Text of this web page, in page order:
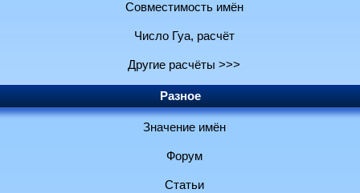
Совместимость имён
Число Гуа, расчёт
Другие расчёты >>>
Разное
Значение имён
Форум
Статьи